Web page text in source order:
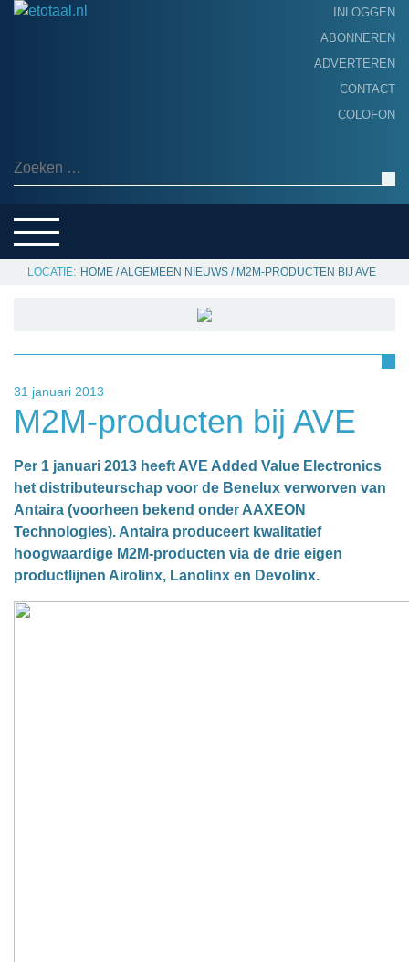
INLOGGEN
ABONNEREN
ADVERTEREN
CONTACT
COLOFON
Zoeken naar:
SERVICE
HOME /ALGEMEEN NIEUWS / M2M-PRODUCTEN BIJ AVE
31 januari 2013
M2M-producten bij AVE
Per 1 januari 2013 heeft AVE Added Value Electronics
het distributeurschap voor de Benelux verworven van
Antaira (voorheen bekend onder AAXEON
Technologies). Antaira produceert kwalitatief
hoogwaardige M2M-producten via de drie eigen
productlijnen Airolinx, Lanolinx en Devolinx.